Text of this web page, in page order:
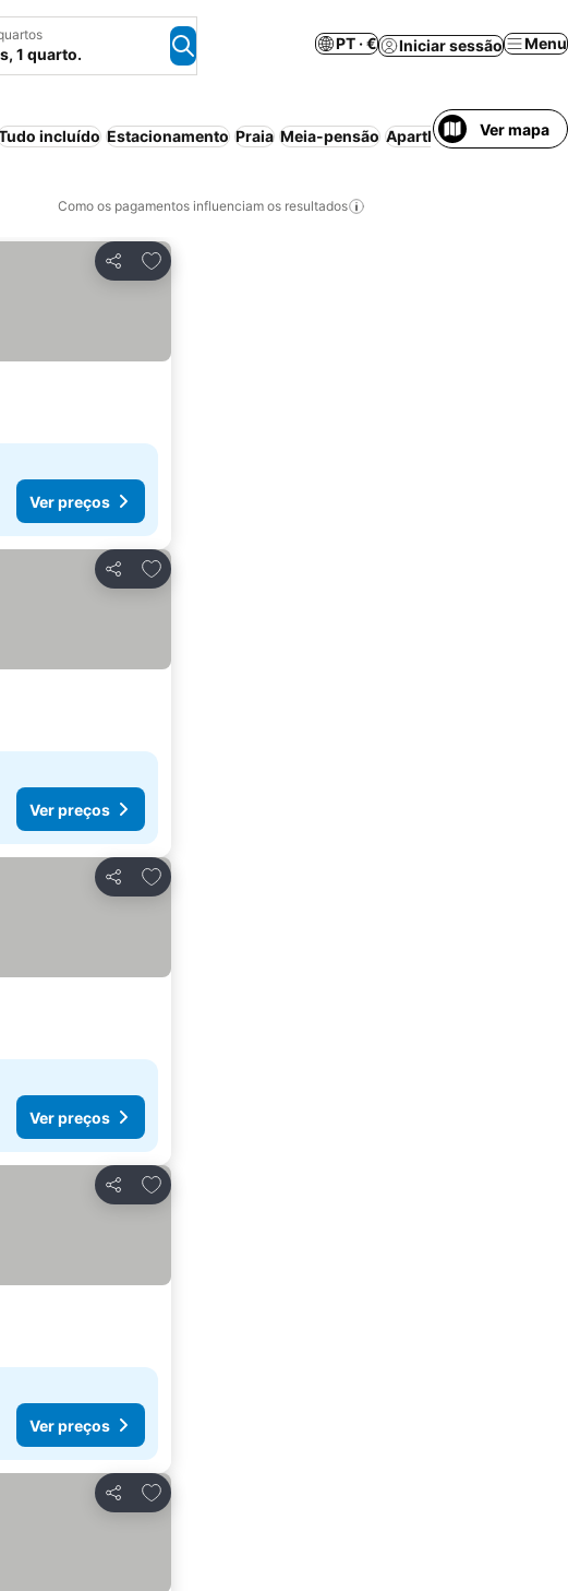
1 quarto.
PT · € Iniciar sessão Menu
incluído Estacionamento Praia Meia-pensão Aparthotel Ver mapa
Como os pagamentos influenciam os resultados
Partilhar
Adicionar aos favoritos
Ver preços
Partilhar
Adicionar aos favoritos
Ver preços
Partilhar
Adicionar aos favoritos
Ver preços
Partilhar
Adicionar aos favoritos
Ver preços
Partilhar
Adicionar aos favoritos